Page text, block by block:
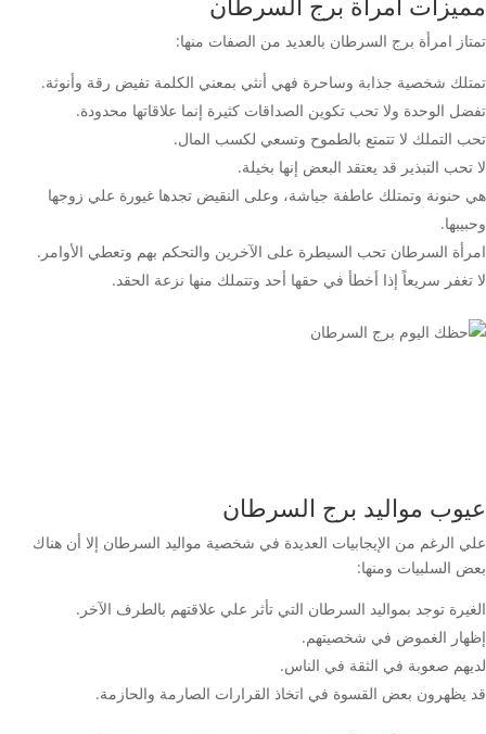
تمتاز امرأة برج السرطان بالعديد من الصفات منها:
تمتلك شخصية جذابة وساحرة فهي أنثي بمعني الكلمة تفيض رقة وأنوثة.
تفضل الوحدة ولا تحب تكوين الصداقات كثيرة إنما علاقاتها محدودة.
تحب التملك لا تتمتع بالطموح وتسعي لكسب المال.
لا تحب التبذير قد يعتقد البعض إنها بخيلة.
هي حنونة وتمتلك عاطفة جياشة، وعلى النقيض تجدها غيورة علي زوجها
وحبيبها.
امرأة السرطان تحب السيطرة على الآخرين والتحكم بهم وتعطي الأوامر.
لا تغفر سريعاً إذا أخطأ في حقها أحد وتتملك منها نزعة الحقد.
عيوب مواليد برج السرطان
علي الرغم من الإيجابيات العديدة في شخصية مواليد السرطان إلا أن هناك
بعض السلبيات ومنها:
الغيرة توجد بمواليد السرطان التي تأثر علي علاقتهم بالطرف الآخر.
إظهار الغموض في شخصيتهم.
لديهم صعوبة في الثقة في الناس.
قد يظهرون بعض القسوة في اتخاذ القرارات الصارمة والحازمة.